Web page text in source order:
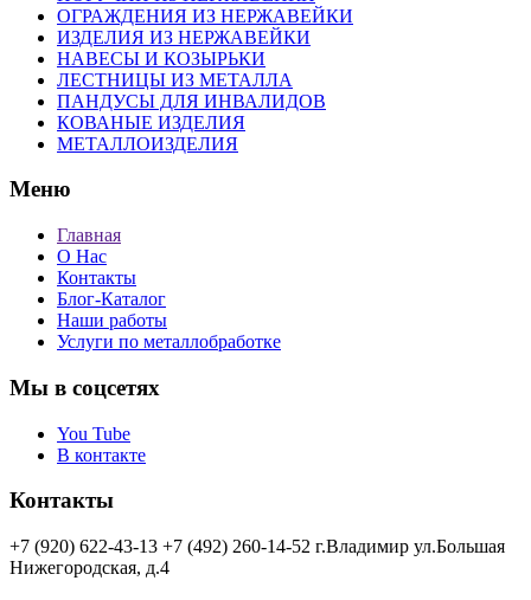
ОГРАЖДЕНИЯ ИЗ НЕРЖАВЕЙКИ
ИЗДЕЛИЯ ИЗ НЕРЖАВЕЙКИ
НАВЕСЫ И КОЗЫРЬКИ
ЛЕСТНИЦЫ ИЗ МЕТАЛЛА
ПАНДУСЫ ДЛЯ ИНВАЛИДОВ
КОВАНЫЕ ИЗДЕЛИЯ
МЕТАЛЛОИЗДЕЛИЯ
Меню
Главная
О Нас
Контакты
Блог-Каталог
Наши работы
Услуги по металлобработке
Мы в соцсетях
You Tube
В контакте
Контакты
+7 (920) 622-43-13 +7 (492) 260-14-52 г.Владимир ул.Большая
Нижегородская, д.4